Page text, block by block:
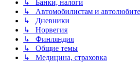
↳ Банки, налоги
↳ Автомобилистам и
↳ Дневники
↳ Норвегия
↳ Финляндия
↳ Общие темы
↳ Медицина, страховка